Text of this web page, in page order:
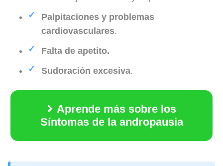
Palpitaciones y problemas
cardiovasculares.
Falta de apetito.
Sudoración excesiva.
Aprende más sobre los
Síntomas de la andropausia